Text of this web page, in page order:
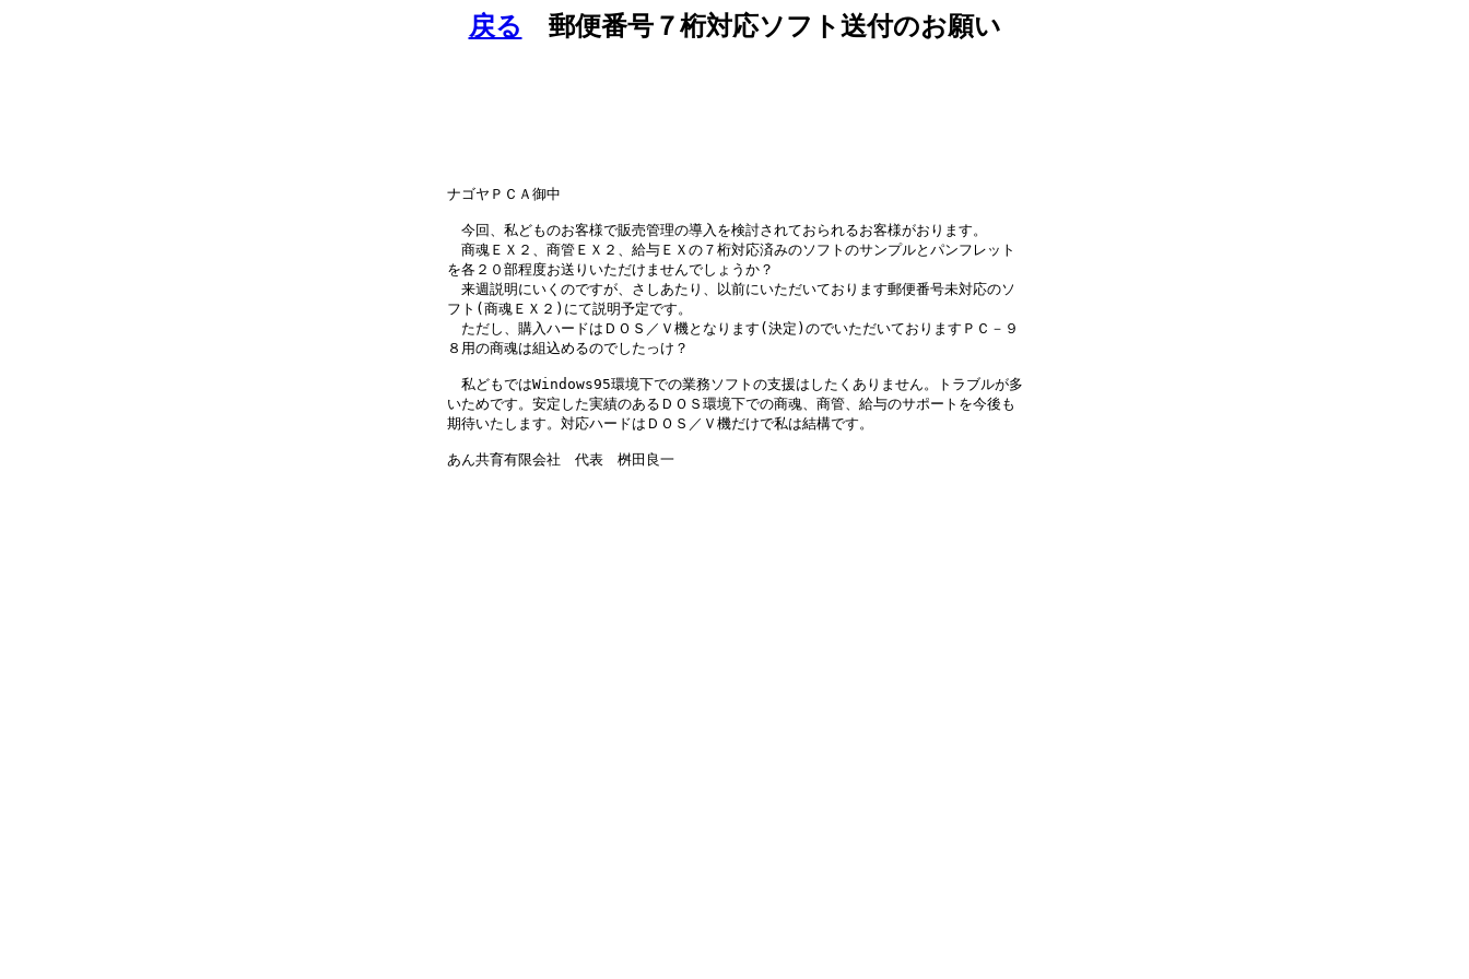
戻る 郵便番号７桁対応ソフト送付のお願い
ナゴヤＰＣＡ御中
今回、私どものお客様で販売管理の導入を検討されておられるお客様がおります。
商魂ＥＸ２、商管ＥＸ２、給与ＥＸの７桁対応済みのソフトのサンプルとパンフレット
を各２０部程度お送りいただけませんでしょうか？
来週説明にいくのですが、さしあたり、以前にいただいております郵便番号未対応のソ
フト(商魂ＥＸ２)にて説明予定です。
ただし、購入ハードはＤＯＳ／Ｖ機となります(決定)のでいただいておりますＰＣ－９
８用の商魂は組込めるのでしたっけ？
私どもではWindows95環境下での業務ソフトの支援はしたくありません。トラブルが多
いためです。安定した実績のあるＤＯＳ環境下での商魂、商管、給与のサポートを今後も
期待いたします。対応ハードはＤＯＳ／Ｖ機だけで私は結構です。
あん共育有限会社　代表　桝田良一